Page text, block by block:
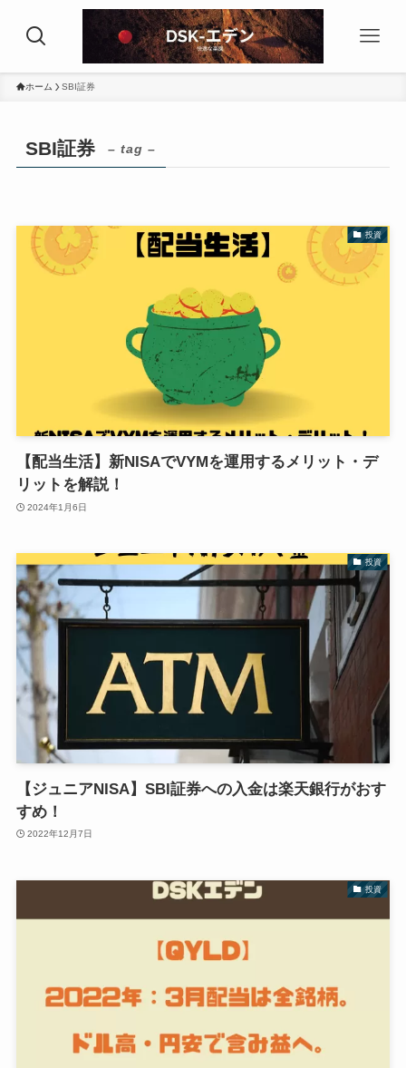
ホーム SBI証券
SBI証券 – tag –
投資
【配当生活】新NISAでVYMを運用するメリット・デ
リットを解説！
2024年1月6日
投資
【ジュニアNISA】SBI証券への入金は楽天銀行がおす
すめ！
2022年12月7日
投資